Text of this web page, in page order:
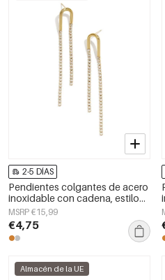
2-5 DÍAS
Pendientes colgantes de acero
inoxidable con cadena, estilo
sencillo para reuniones o
fiestas. Colección Simple para
mujer.
MSRP €15,99
€4,75
Almacén de la UE